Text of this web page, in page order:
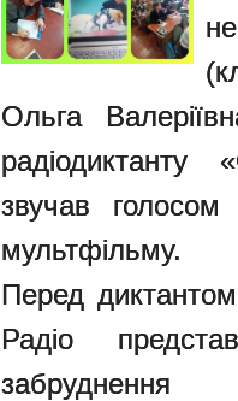
Ольга
звучав
мультфільму.
Перед
Радіо